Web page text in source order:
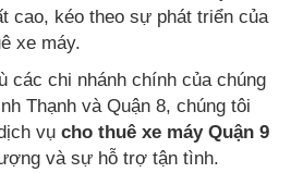
cao, kéo theo sự phát triển của
xe máy.
các chi nhánh chính của chúng
Thạnh và Quận 8, chúng tôi
vụ cho thuê xe máy Quận 9
và sự hỗ trợ tận tình.